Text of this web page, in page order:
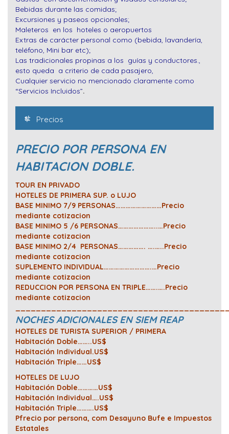
Bebidas durante las comidas;
Excursiones y paseos opcionales;
Maleteros en los hoteles o aeropuertos
Extras de carácter personal como (bebida, lavandería,
teléfono, Mini bar etc);
Las tradicionales propinas a los guías y conductores.,
esto queda a criterio de cada pasajero,
Cualquier servicio no mencionado claramente como
“Servicios Incluidos”.
Precios
PRECIO POR PERSONA EN
HABITACION DOBLE.
TOUR EN PRIVADO
HOTELES DE PRIMERA SUP. o LUJO
BASE MINIMO 7/9 PERSONAS………………………Precio
mediante cotizacion
BASE MINIMO 5 /6 PERSONAS…………………..…Precio
mediante cotizacion
BASE MINIMO 2/4 PERSONAS……………. ….…..Precio
mediante cotizacion
SUPLEMENTO INDIVIDUAL……………………….…Precio
mediante cotizacion
REDUCCION POR PERSONA EN TRIPLE…….….Precio
mediante cotizacion
NOCHES ADICIONALES EN SIEM REAP
HOTELES DE TURISTA SUPERIOR / PRIMERA
Habitación Doble……..US$
Habitación Individual.US$
Habitación Triple……US$
HOTELES DE LUJO
Habitación Doble…………US$
Habitación Individual….US$
Habitación Triple……….US$
Pfrecio por persona, com Desayuno Bufe e Impuestos
Estatales